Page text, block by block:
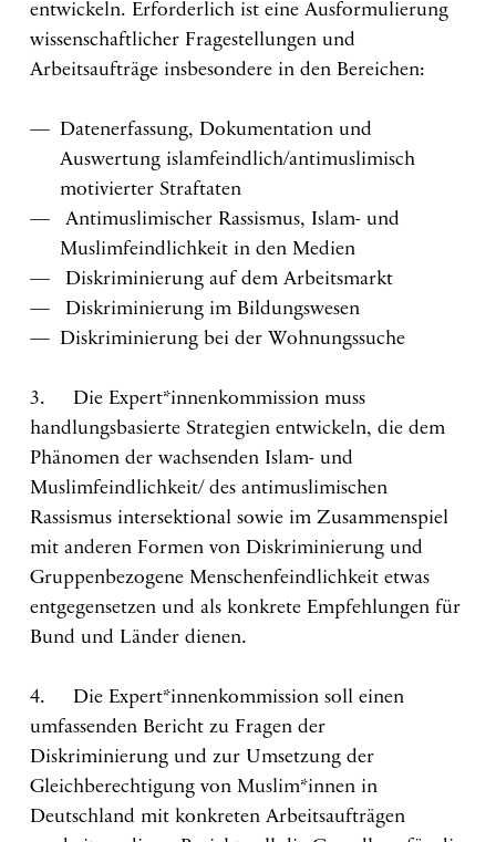
entwickeln. Erforderlich ist eine Ausformulierung
wissenschaftlicher Fragestellungen und
Arbeitsaufträge insbesondere in den Bereichen:
Datenerfassung, Dokumentation und
Auswertung islamfeindlich/antimuslimisch
motivierter Straftaten
Antimuslimischer Rassismus, Islam- und
Muslimfeindlichkeit in den Medien
Diskriminierung auf dem Arbeitsmarkt
Diskriminierung im Bildungswesen
Diskriminierung bei der Wohnungssuche
3. Die Expert*innenkommission muss
handlungsbasierte Strategien entwickeln, die dem
Phänomen der wachsenden Islam- und
Muslimfeindlichkeit/ des antimuslimischen
Rassismus intersektional sowie im Zusammenspiel
mit anderen Formen von Diskriminierung und
Gruppenbezogene Menschenfeindlichkeit etwas
entgegensetzen und als konkrete Empfehlungen für
Bund und Länder dienen.
4. Die Expert*innenkommission soll einen
umfassenden Bericht zu Fragen der
Diskriminierung und zur Umsetzung der
Gleichberechtigung von Muslim*innen in
Deutschland mit konkreten Arbeitsaufträgen